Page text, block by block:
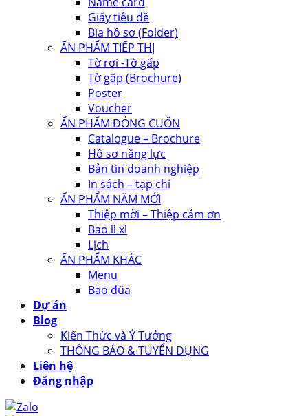
Giấy tiêu đề
Bìa hồ sơ (Folder)
ẤN PHẨM TIẾP THỊ
Tờ rơi -Tờ gấp
Tờ gấp (Brochure)
Poster
Voucher
ẤN PHẨM ĐÓNG CUỐN
Catalogue – Brochure
Hồ sơ năng lực
Bản tin doanh nghiệp
In sách – tạp chí
ẤN PHẨM NĂM MỚI
Thiệp mời – Thiệp cảm ơn
Bao lì xì
Lịch
ẤN PHẨM KHÁC
Menu
Bao đũa
Dự án
Blog
Kiến Thức và Ý Tưởng
THÔNG BÁO & TUYỂN DỤNG
Liên hệ
Đăng nhập